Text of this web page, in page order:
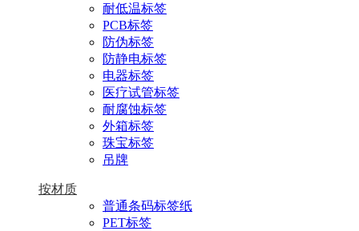
耐低温标签
PCB标签
防伪标签
防静电标签
电器标签
医疗试管标签
耐腐蚀标签
外箱标签
珠宝标签
吊牌
按材质
普通条码标签纸
PET标签